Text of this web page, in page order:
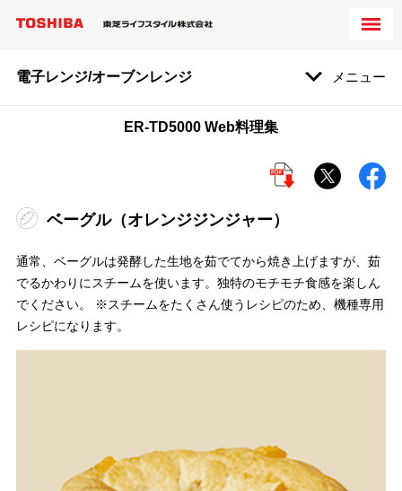
電子レンジ/オーブンレンジ メニュー
ER-TD5000 Web料理集
ベーグル（オレンジジンジャー）
通常、ベーグルは発酵した生地を茹でてから焼き上げますが、茹
でるかわりにスチームを使います。独特のモチモチ食感を楽しん
でください。 ※スチームをたくさん使うレシピのため、機種専用
レシピになります。